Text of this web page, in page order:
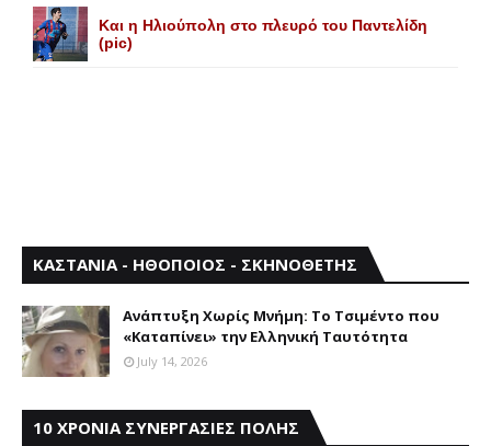
Και η Ηλιούπολη στο πλευρό του Παντελίδη
(pic)
ΚΑΣΤΑΝΙΑ - ΗΘΟΠΟΙΟΣ - ΣΚΗΝΟΘΕΤΗΣ
Aνάπτυξη Xωρίς Mνήμη: Το Τσιμέντο που
«Καταπίνει» την Ελληνική Ταυτότητα
July 14, 2026
10 ΧΡΟΝΙΑ ΣΥΝΕΡΓΑΣΙΕΣ ΠΟΛΗΣ